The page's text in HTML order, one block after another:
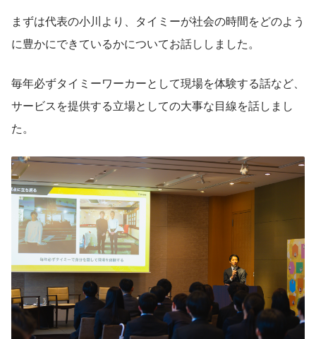
まずは代表の小川より、タイミーが社会の時間をどのよう
に豊かにできているかについてお話ししました。
毎年必ずタイミーワーカーとして現場を体験する話など、
サービスを提供する立場としての大事な目線を話しまし
た。